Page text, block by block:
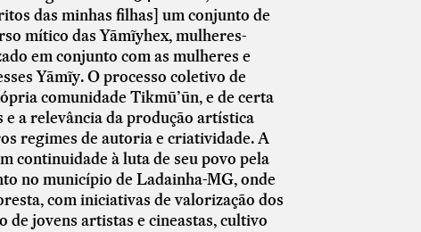
das minhas filhas] um conjunto de
mítico das Yãmĩyhex, mulheres-
em conjunto com as mulheres e
Yãmĩy. O processo coletivo de
comunidade Tikmũ’ũn, e de certa
a relevância da produção artística
regimes de autoria e criatividade. A
continuidade à luta de seu povo pela
no município de Ladainha-MG, onde
com iniciativas de valorização dos
jovens artistas e cineastas, cultivo